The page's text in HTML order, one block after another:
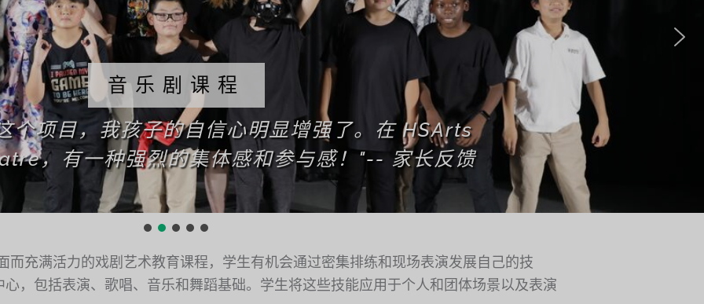
音乐剧课程
个项目，我孩子的自信心明显增强了。在 HSArts
，有一种强烈的集体感和参与感！"-- 家长反馈
充满活力的戏剧艺术教育课程，学生有机会通过密集排练和现场表演发展自己的技
，包括表演、歌唱、音乐和舞蹈基础。学生将这些技能应用于个人和团体场景以及表演